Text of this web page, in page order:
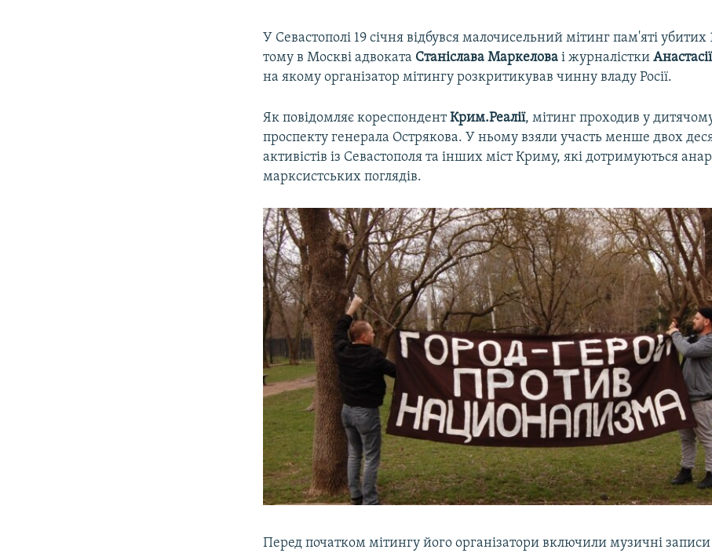
У Севастополі 19 січня відбувся малочисельний мітинг пам'яті убитих
тому в Москві адвоката Станіслава Маркелова і журналістки
на якому організатор мітингу розкритикував чинну владу Росії.
Як повідомляє кореспондентКрим.Реалії, мітинг проходив у
проспекту генерала Острякова. У ньому взяли участь менше двох
активістів із Севастополя та інших міст Криму, які дотримуються
марксистських поглядів.
Перед початком мітингу його організатори включили музичні записи